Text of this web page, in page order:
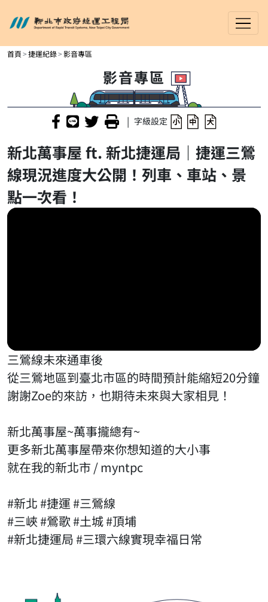
進入內容區塊
新北市政府捷運工程局
首頁 捷運紀錄 影音專區
影音專區
| 字級設定
新北萬事屋 ft. 新北捷運局｜捷運三鶯
線現況進度大公開！列車、車站、景
點一次看！
三鶯線未來通車後
從三鶯地區到臺北市區的時間預計能縮短20分鐘
謝謝Zoe的來訪，也期待未來與大家相見！
新北萬事屋~萬事攏總有~
更多新北萬事屋帶來你想知道的大小事
就在我的新北市 / myntpc
#新北 #捷運 #三鶯線
#三峽 #鶯歌 #土城 #頂埔
#新北捷運局 #三環六線實現幸福日常